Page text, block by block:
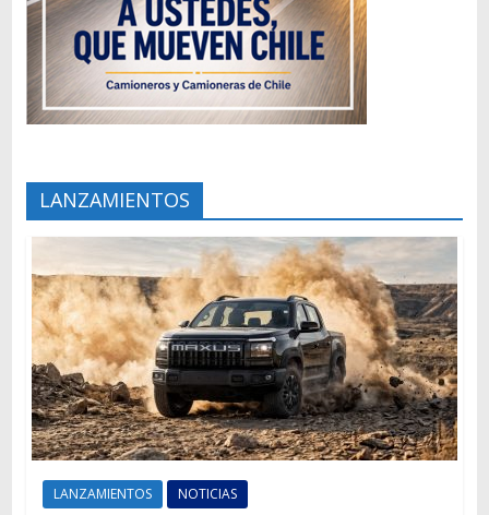
LANZAMIENTOS
LANZAMIENTOS NOTICIAS